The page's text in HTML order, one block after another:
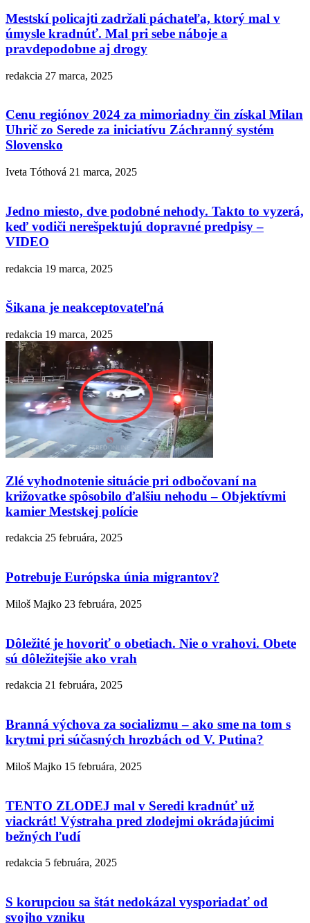
Mestskí policajti zadržali páchateľa, ktorý mal v
úmysle kradnúť. Mal pri sebe náboje a
pravdepodobne aj drogy
redakcia 27 marca, 2025
Cenu regiónov 2024 za mimoriadny čin získal Milan
Uhrič zo Serede za iniciatívu Záchranný systém
Slovensko
Iveta Tóthová 21 marca, 2025
Jedno miesto, dve podobné nehody. Takto to vyzerá,
keď vodiči nerešpektujú dopravné predpisy –
VIDEO
redakcia 19 marca, 2025
Šikana je neakceptovateľná
redakcia 19 marca, 2025
Zlé vyhodnotenie situácie pri odbočovaní na
križovatke spôsobilo ďalšiu nehodu – Objektívmi
kamier Mestskej polície
redakcia 25 februára, 2025
Potrebuje Európska únia migrantov?
Miloš Majko 23 februára, 2025
Dôležité je hovoriť o obetiach. Nie o vrahovi. Obete
sú dôležitejšie ako vrah
redakcia 21 februára, 2025
Branná výchova za socializmu – ako sme na tom s
krytmi pri súčasných hrozbách od V. Putina?
Miloš Majko 15 februára, 2025
TENTO ZLODEJ mal v Seredi kradnúť už
viackrát! Výstraha pred zlodejmi okrádajúcimi
bežných ľudí
redakcia 5 februára, 2025
S korupciou sa štát nedokázal vysporiadať od
svojho vzniku